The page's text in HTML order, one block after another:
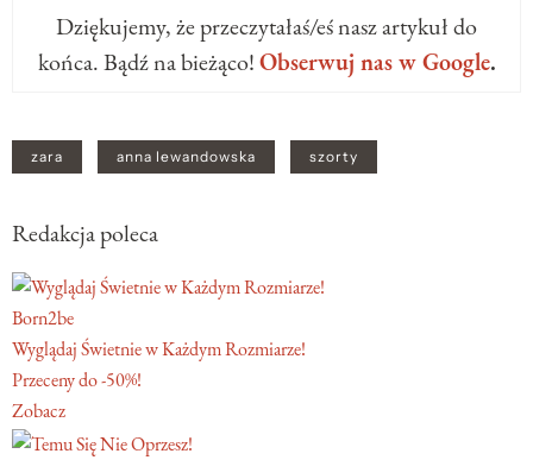
Dziękujemy, że przeczytałaś/eś nasz artykuł do
końca. Bądź na bieżąco!Obserwuj nas w Google.
zara anna lewandowska szorty
Redakcja poleca
Born2be
Wyglądaj Świetnie w Każdym Rozmiarze!
Przeceny do -50%!
Zobacz